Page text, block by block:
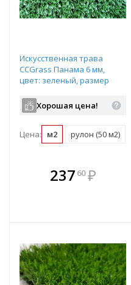
Искусственная трава
CCGrass Панама 6 мм,
цвет: зеленый, размер
резка)Хорошая цена!
Цена: м2 рулон (50 м2)
237 60 ₽
В комплекте
всегда выгоднее!